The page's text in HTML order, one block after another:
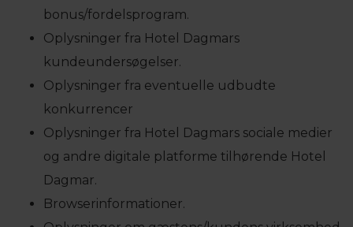
bonus/fordelsprogram.
Oplysninger fra Hotel Dagmars
kundeundersøgelser.
Oplysninger fra eventuelle udbudte
konkurrencer
Oplysninger fra Hotel Dagmars sociale medier
og andre digitale platforme tilhørende Hotel
Dagmar.
Browserinformationer.